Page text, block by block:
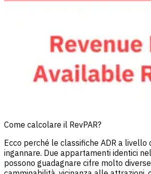
Come calcolare il RevPAR?
Ecco perché le classifiche ADR a livello
ingannare. Due appartamenti identici
possono guadagnare cifre molto